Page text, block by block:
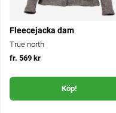
Fleecejacka dam
True north
fr. 569 kr
Köp!